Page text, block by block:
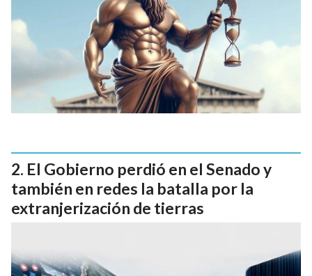
El Gobierno perdió en el Senado y
también en redes la batalla por la
extranjerización de tierras